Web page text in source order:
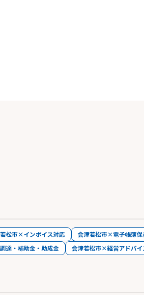
松市×インボイス対応 会津若松市×電子帳簿保
達・補助金・助成金 会津若松市×経営アドバイ